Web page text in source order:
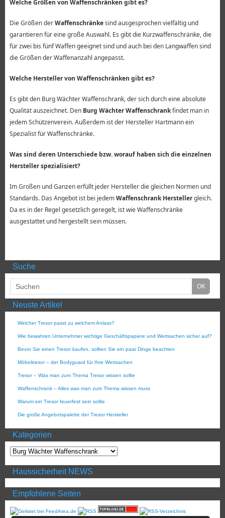
Welche Größen von Waffenschränken gibt es?
Die Größen derWaffenschränkesind ausgesprochen vielfältig und
garantieren für eine große Auswahl. Es gibt die Kurzwaffenschränke, die
für zwei bis fünf Waffen geeignet sind und auch bei den Langwaffen sind
die Größen der Waffenanzahl angepasst.
Welche Hersteller von Waffenschränken gibt es?
Es gibt den Burg Wächter Waffenschrank, der sich durch eine absolute
Qualität auszeichnet. Den Burg Wächter Waffenschrankfindet man in
jedem Schützenverein. Außerdem ist der Hersteller Hartmann ein
Spezialist für Waffenschränke.
Was sind deren Unterschiede bzw. worauf haben sich die einzelnen
Hersteller spezialisiert?
Im Großen und Ganzen erfüllt jeder Hersteller die gleichen Normen und
Standards. Das Angebot ist bei jedemWaffenschrank Herstellergleich.
Da es in der Regel gesetzlich geregelt, ist wie Waffenschränke
ausgestattet und hergestellt sein müssen.
Suche
Neuste Artikel
Welcher Tresor passt zu welchem Anlass?
Wie bewahren Unternehmer wichtige Geschäftspapiere und Wertsachen sicher auf?
Bevor Sie einen Tresor kaufen, sollten Sie ein paar Dinge beachten
Möbeltresor – der Bodyguard für Ihre Wertsachen
Tresor – Was man zum Thema Tresor wissen sollte
Waffenschrank – Alles was man zum Thema wissen muss
Warum ein Tresor feuerfest sein sollte
Die große Angebotspalette der Tresor Hersteller
Kategorien
Haussicherheit NEWS
Empfohlene Seiten